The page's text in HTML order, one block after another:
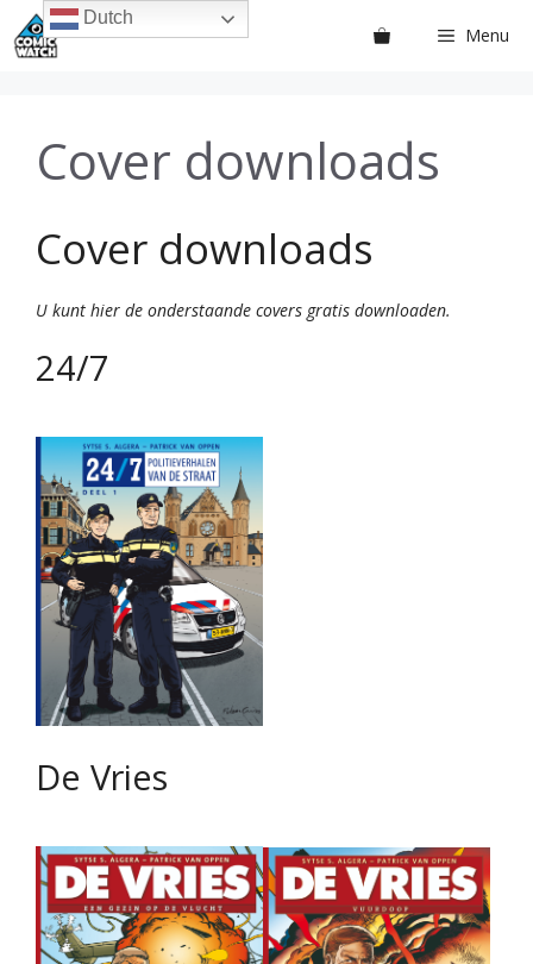
naar
de
Menu
Cover downloads
Cover downloads
U kunt hier de onderstaande covers gratis downloaden.
24/7
De Vries
Dutch